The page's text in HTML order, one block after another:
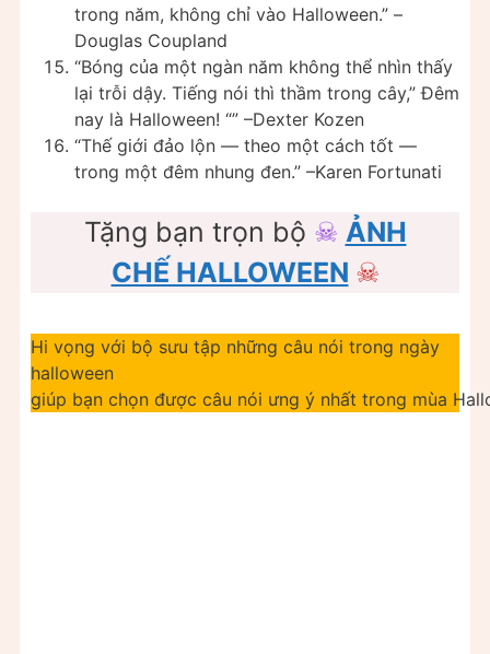
trong năm, không chỉ vào Halloween.” –
Douglas Coupland
“Bóng của một ngàn năm không thể nhìn thấy
lại trỗi dậy. Tiếng nói thì thầm trong cây,” Đêm
nay là Halloween! “” –Dexter Kozen
“Thế giới đảo lộn — theo một cách tốt —
trong một đêm nhung đen.” –Karen Fortunati
Tặng bạn trọn bộ ☠ ẢNH
CHẾ HALLOWEEN ☠
Hi vọng với bộ sưu tập những câu nói trong ngày
halloween
giúp bạn chọn được câu nói ưng ý nhất trong mùa